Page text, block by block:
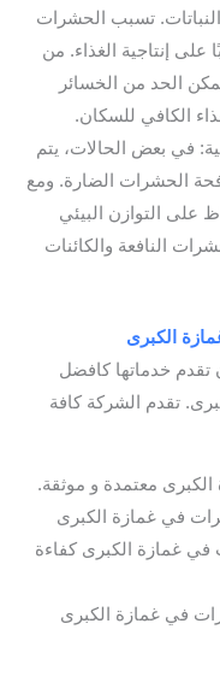
تسبب الحشرات
على إنتاجية الغذاء. من
الحد من الخسائر
الكافي للسكان.
في بعض الحالات، يتم
الحشرات الضارة. ومع
على التوازن البيئي
النافعة والكائنات
خدماتها كافضل
تقدم الشركة كافة
معتمدة و موثقة.
في غمازة الكبرى
في غمازة الكبرى كفاءة
في غمازة الكبرى